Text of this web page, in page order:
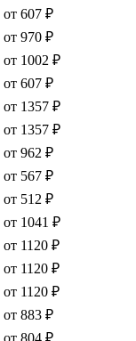
от 607 ₽
от 970 ₽
от 1002 ₽
от 607 ₽
от 1357 ₽
от 1357 ₽
от 962 ₽
от 567 ₽
от 512 ₽
от 1041 ₽
от 1120 ₽
от 1120 ₽
от 1120 ₽
от 883 ₽